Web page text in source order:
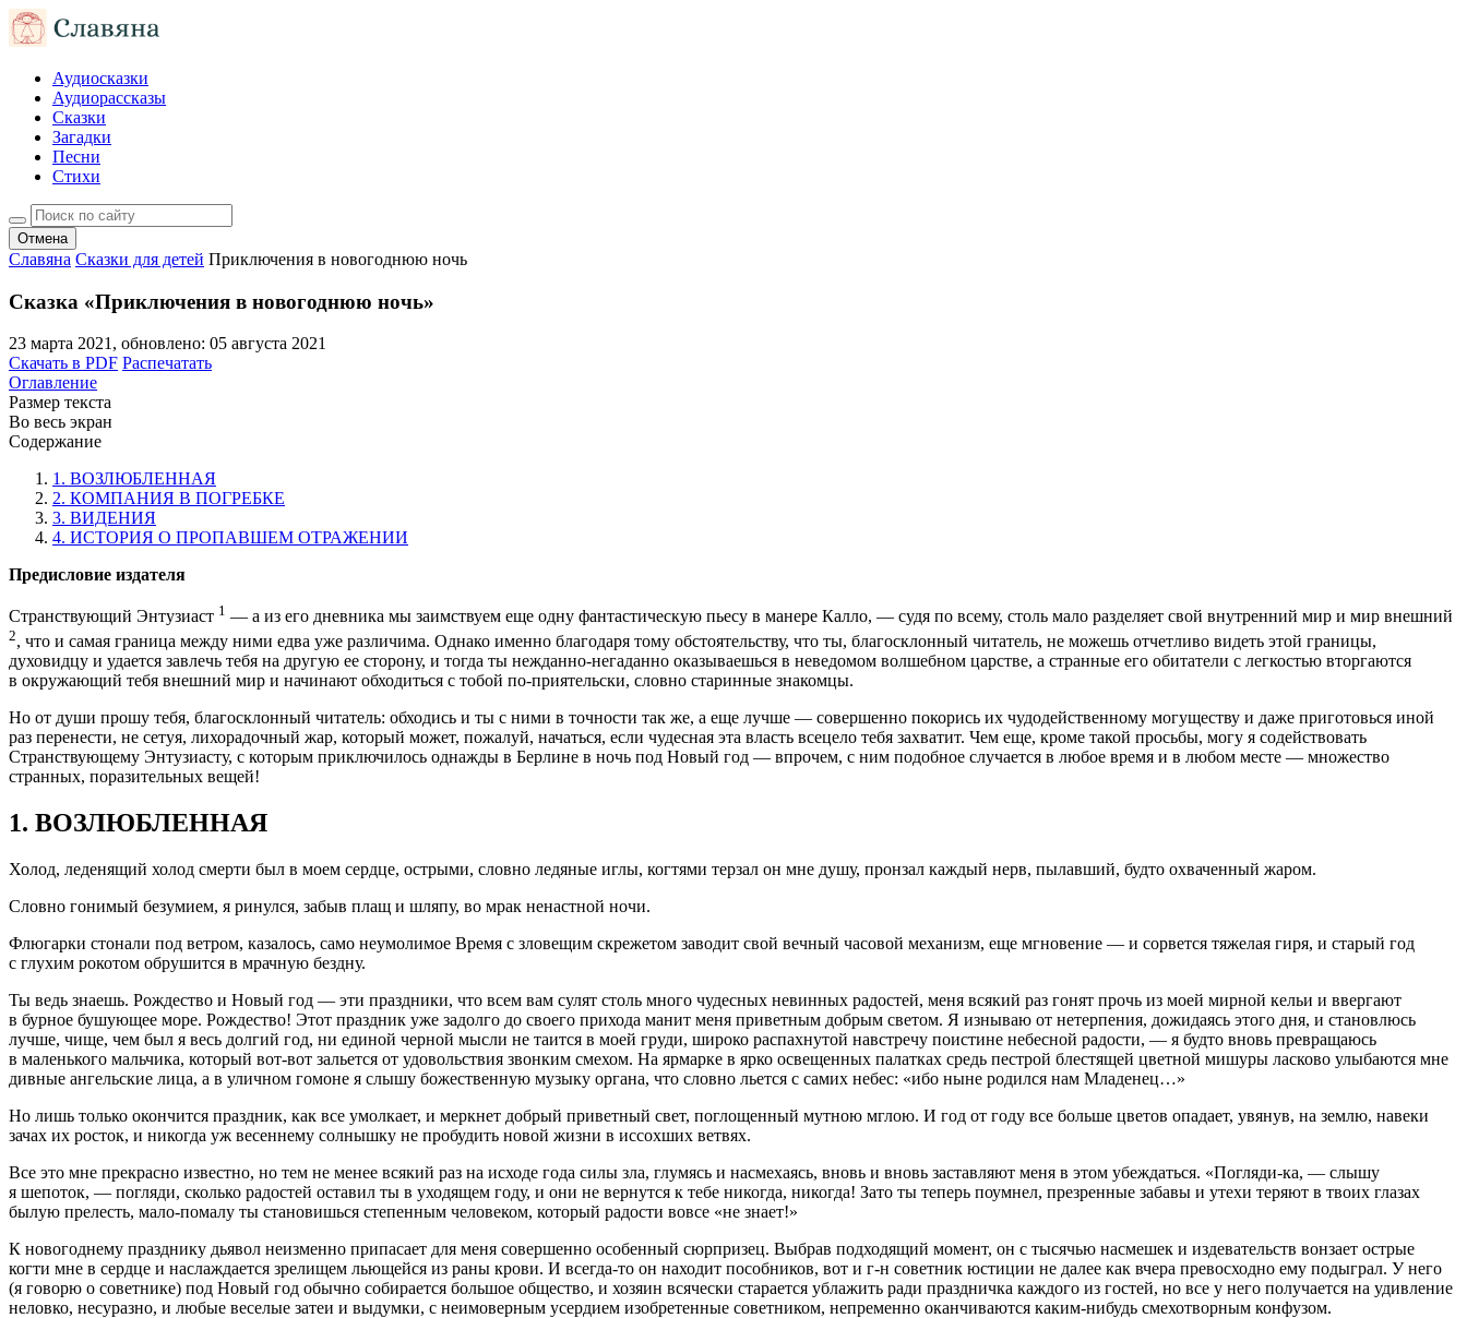
Аудиосказки
Аудиорассказы
Сказки
Загадки
Песни
Стихи
Отмена
Славяна Сказки для детей Приключения в новогоднюю ночь
Сказка «Приключения в новогоднюю ночь»
23 марта 2021, обновлено: 05 августа 2021
Скачать в PDF Распечатать
Оглавление
Размер текста
Во весь экран
Содержание
1. ВОЗЛЮБЛЕННАЯ
2. КОМПАНИЯ В ПОГРЕБКЕ
3. ВИДЕНИЯ
4. ИСТОРИЯ О ПРОПАВШЕМ ОТРАЖЕНИИ
Предисловие издателя
Странствующий Энтузиаст 1 — а из его дневника мы заимствуем еще одну фантастическую пьесу в манере Калло, — судя по всему, столь мало разделяет свой внутренний мир и мир внешний
2, что и самая граница между ними едва уже различима. Однако именно благодаря тому обстоятельству, что ты, благосклонный читатель, не можешь отчетливо видеть этой границы,
духовидцу и удается завлечь тебя на другую ее сторону, и тогда ты нежданно-негаданно оказываешься в неведомом волшебном царстве, а странные его обитатели с легкостью вторгаются
в окружающий тебя внешний мир и начинают обходиться с тобой по-приятельски, словно старинные знакомцы.
Но от души прошу тебя, благосклонный читатель: обходись и ты с ними в точности так же, а еще лучше — совершенно покорись их чудодейственному могуществу и даже приготовься иной
раз перенести, не сетуя, лихорадочный жар, который может, пожалуй, начаться, если чудесная эта власть всецело тебя захватит. Чем еще, кроме такой просьбы, могу я содействовать
Странствующему Энтузиасту, с которым приключилось однажды в Берлине в ночь под Новый год — впрочем, с ним подобное случается в любое время и в любом месте — множество
странных, поразительных вещей!
1. ВОЗЛЮБЛЕННАЯ
Холод, леденящий холод смерти был в моем сердце, острыми, словно ледяные иглы, когтями терзал он мне душу, пронзал каждый нерв, пылавший, будто охваченный жаром.
Словно гонимый безумием, я ринулся, забыв плащ и шляпу, во мрак ненастной ночи.
Флюгарки стонали под ветром, казалось, само неумолимое Время с зловещим скрежетом заводит свой вечный часовой механизм, еще мгновение — и сорвется тяжелая гиря, и старый год
с глухим рокотом обрушится в мрачную бездну.
Ты ведь знаешь. Рождество и Новый год — эти праздники, что всем вам сулят столь много чудесных невинных радостей, меня всякий раз гонят прочь из моей мирной кельи и ввергают
в бурное бушующее море. Рождество! Этот праздник уже задолго до своего прихода манит меня приветным добрым светом. Я изнываю от нетерпения, дожидаясь этого дня, и становлюсь
лучше, чище, чем был я весь долгий год, ни единой черной мысли не таится в моей груди, широко распахнутой навстречу поистине небесной радости, — я будто вновь превращаюсь
в маленького мальчика, который вот-вот зальется от удовольствия звонким смехом. На ярмарке в ярко освещенных палатках средь пестрой блестящей цветной мишуры ласково улыбаются мне
дивные ангельские лица, а в уличном гомоне я слышу божественную музыку органа, что словно льется с самих небес: «ибо ныне родился нам Младенец…»
Но лишь только окончится праздник, как все умолкает, и меркнет добрый приветный свет, поглощенный мутною мглою. И год от году все больше цветов опадает, увянув, на землю, навеки
зачах их росток, и никогда уж весеннему солнышку не пробудить новой жизни в иссохших ветвях.
Все это мне прекрасно известно, но тем не менее всякий раз на исходе года силы зла, глумясь и насмехаясь, вновь и вновь заставляют меня в этом убеждаться. «Погляди-ка, — слышу
я шепоток, — погляди, сколько радостей оставил ты в уходящем году, и они не вернутся к тебе никогда, никогда! Зато ты теперь поумнел, презренные забавы и утехи теряют в твоих глазах
былую прелесть, мало-помалу ты становишься степенным человеком, который радости вовсе «не знает!»
К новогоднему празднику дьявол неизменно припасает для меня совершенно особенный сюрпризец. Выбрав подходящий момент, он с тысячью насмешек и издевательств вонзает острые
когти мне в сердце и наслаждается зрелищем льющейся из раны крови. И всегда-то он находит пособников, вот и г-н советник юстиции не далее как вчера превосходно ему подыграл. У него
(я говорю о советнике) под Новый год обычно собирается большое общество, и хозяин всячески старается ублажить ради праздничка каждого из гостей, но все у него получается на удивление
неловко, несуразно, и любые веселые затеи и выдумки, с неимоверным усердием изобретенные советником, непременно оканчиваются каким-нибудь смехотворным конфузом.